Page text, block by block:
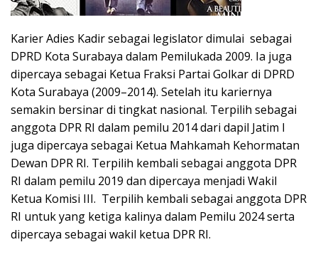
Karier Adies Kadir sebagai legislator dimulai sebagai
DPRD Kota Surabaya dalam Pemilukada 2009. Ia juga
dipercaya sebagai Ketua Fraksi Partai Golkar di DPRD
Kota Surabaya (2009–2014). Setelah itu kariernya
semakin bersinar di tingkat nasional. Terpilih sebagai
anggota DPR RI dalam pemilu 2014 dari dapil Jatim I
juga dipercaya sebagai Ketua Mahkamah Kehormatan
Dewan DPR RI. Terpilih kembali sebagai anggota DPR
RI dalam pemilu 2019 dan dipercaya menjadi Wakil
Ketua Komisi III. Terpilih kembali sebagai anggota DPR
RI untuk yang ketiga kalinya dalam Pemilu 2024 serta
dipercaya sebagai wakil ketua DPR RI.